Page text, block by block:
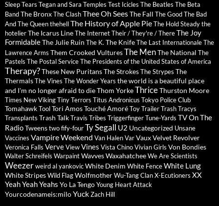
SleepTears Tegan and Sara Temples Test Icicles The Beatles The Beta
BandThe BronxThe ClashThee Oh SeesThe Fall The Good The Bad
And The QueenthehellThe History of Apple PieThe Hold Steadythe
hotelierThe Icarus LineThe InternetTheir / They're / ThereThe Joy
FormidableThe Julie Ruin The K. The KnifeThe Last InternationaleThe
Lawrence Arms Them Crooked VulturesThe MenThe National The
Pastels The Postal ServiceThe Presidents of the United States of America
Therapy?These New PuritansThe StrokesThe Strypes The
ThermalsThe Vines The Wonder Years the world is a beautiful place
and I'm no longer afraid to dieThom YorkeThriceThurston Moore
Times New VikingTiny Terrors Titus Andronicus Tokyo Police Club
TomahawkToolTori AmosTouché AmoréToyTrailer Trash Tracys
Transplants Trash TalkTravis Tribes TriggerfingerTune-Yards TV On The
RadioTweenstwo fify-fourTy Segall U2 Uncategorized Unsane
Vaccines Vampire Weekend Van HalenVarVauxVelvet Revolver
Veronica Falls VerveViewVines Vista ChinoVivian Girls Von Bondies
Walter Schreifels WarpaintWavvesWaxahatcheeWe Are Scientists
Weezerweird al yankovicWhite Denim White FenceWhite Lung
White StripesWild FlagWolfmotherWu-Tang ClanX-Ecutioners XX
Yeah Yeah Yeahs Yo La TengoYoung Heart Attack
Yourcodenameis:miloYuckZach Hill